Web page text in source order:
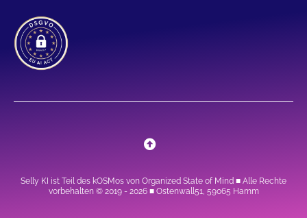
Selly KI ist Teil des kOSMos von Organized State of Mind ■ Alle Rechte
vorbehalten © 2019 - 2026 ■ Ostenwall51, 59065 Hamm